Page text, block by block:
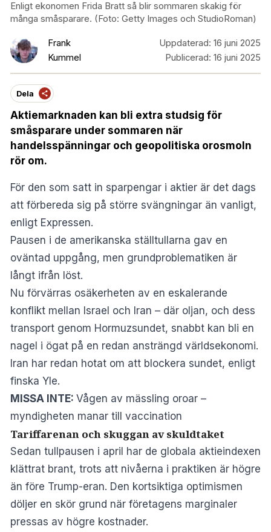
Enligt ekonomen Frida Bratt så blir sommaren skakig för
många småsparare. (Foto: Getty Images och StudioRoman)
Frank
Kummel
Uppdaterad: 16 juni 2025
Publicerad: 16 juni 2025
Dela
Aktiemarknaden kan bli extra studsig för
småsparare under sommaren när
handelsspänningar och geopolitiska orosmoln
rör om.
För den som satt in sparpengar i aktier är det dags
att förbereda sig på större svängningar än vanligt,
enligt Expressen.
Pausen i de amerikanska ställtullarna gav en
oväntad uppgång, men grundproblematiken är
långt ifrån löst.
Nu förvärras osäkerheten av en eskalerande
konflikt mellan Israel och Iran – där oljan, och dess
transport genom Hormuzsundet, snabbt kan bli en
nagel i ögat på en redan ansträngd världsekonomi.
Iran har redan hotat om att blockera sundet, enligt
finska Yle.
MISSA INTE: Vågen av mässling oroar –
myndigheten manar till vaccination
Tariffarenan och skuggan av skuldtaket
Sedan tullpausen i april har de globala aktieindexen
klättrat brant, trots att nivåerna i praktiken är högre
än före Trump-eran. Den kortsiktiga optimismen
döljer en skör grund när företagens marginaler
pressas av högre kostnader.